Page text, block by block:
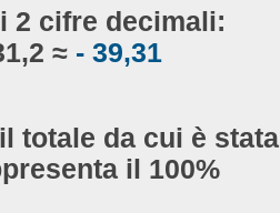
2 cifre decimali:
≈ - 39,31
totale da cui è stata
il 100%